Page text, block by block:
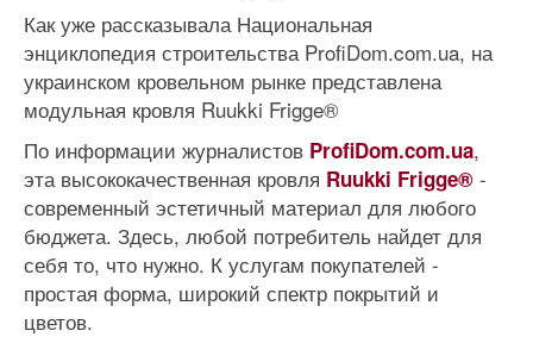
Как уже рассказывала Национальная
энциклопедия строительства ProfiDom.com.ua, на
украинском кровельном рынке представлена
модульная кровля Ruukki Frigge®
По информации журналистов ProfiDom.com.ua,
эта высококачественная кровля Ruukki Frigge® -
современный эстетичный материал для любого
бюджета. Здесь, любой потребитель найдет для
себя то, что нужно. К услугам покупателей -
простая форма, широкий спектр покрытий и
цветов.